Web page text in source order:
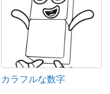
カラフルな数字